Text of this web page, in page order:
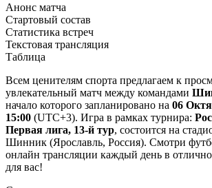
Анонс матча
Стартовый состав
Статистика встреч
Текстовая трансляция
Таблица
Всем ценителям спорта предлагаем к
увлекательный матч между командами
начало которого запланировано на 06
15:00 (UTC+3). Игра в рамках турнира:
Первая лига, 13-й тур, состоится на
Шинник (Ярославль, Россия). Смотри
онлайн трансляции каждый день в
для вас!